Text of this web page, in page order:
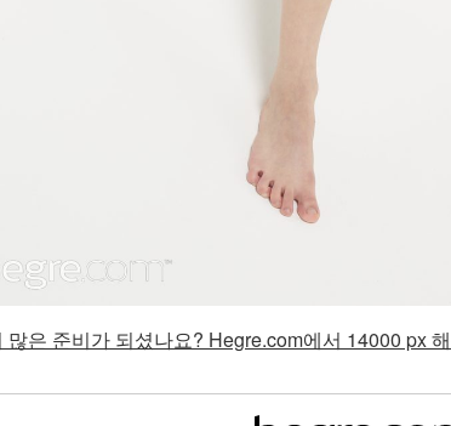
많은 준비가 되셨나요? Hegre.com에서 14000 px